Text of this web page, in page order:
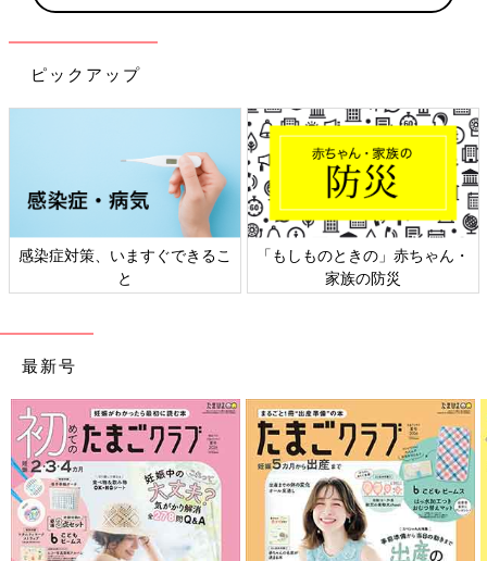
ピックアップ
感染症対策、いますぐできるこ
と
「もしものときの」赤ちゃん・
家族の防災
最新号